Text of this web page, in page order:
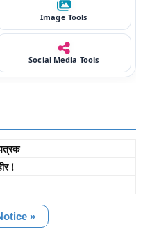
Image Tools
Social Media Tools
!
»